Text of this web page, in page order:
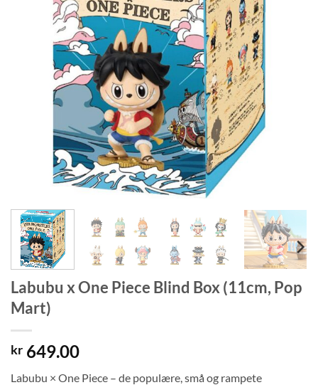
Labubu x One Piece Blind Box (11cm, Pop
Mart)
kr 649.00
Labubu × One Piece – de populære, små og rampete